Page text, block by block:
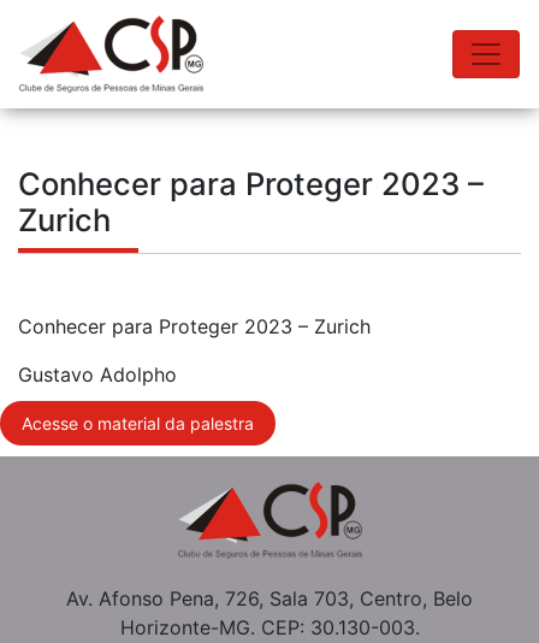
Conhecer para Proteger 2023 –
Zurich
Conhecer para Proteger 2023 – Zurich
Gustavo Adolpho
Acesse o material da palestra
Av. Afonso Pena, 726, Sala 703, Centro, Belo
Horizonte-MG. CEP: 30.130-003.